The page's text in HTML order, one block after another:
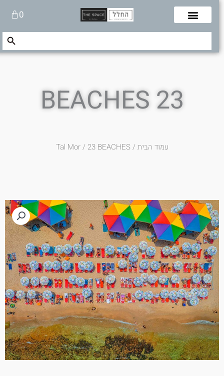
0עגלת
קניות
Search
Search Button
23 BEACHES
עמוד הבית/
Tal Mor/ 23 BEACHES